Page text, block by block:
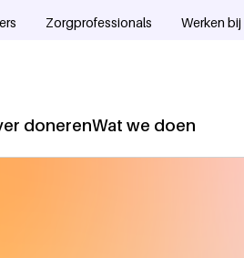
Zorgprofessionals Werken bij
donerenWat we doen